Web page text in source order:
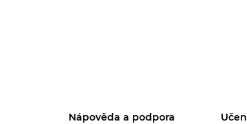
Nápověda a podpora